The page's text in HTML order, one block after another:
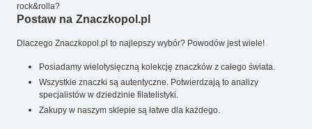
rock&rolla?
Postaw na Znaczkopol.pl
Dlaczego Znaczkopol.pl to najlepszy wybór? Powodów jest wiele!
Posiadamy wielotysięczną kolekcję znaczków z całego świata.
Wszystkie znaczki są autentyczne. Potwierdzają to analizy
specjalistów w dziedzinie filatelistyki.
Zakupy w naszym sklepie są łatwe dla każdego.